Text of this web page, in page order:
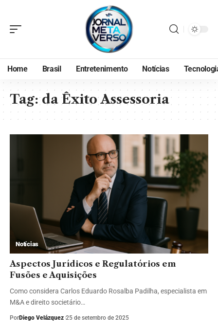
Home Brasil Entretenimento Notícias
Tag:da Êxito Assessoria
Notícias
Aspectos Jurídicos e Regulatórios em
Fusões e Aquisições
Como considera Carlos Eduardo Rosalba Padilha, especialista em
M&A e direito societário…
PorDiego Velázquez 25 de setembro de 2025